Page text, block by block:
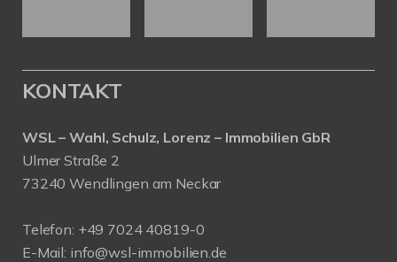
KONTAKT
WSL – Wahl, Schulz, Lorenz – Immobilien GbR
Ulmer Straße 2
73240 Wendlingen am Neckar
Telefon: +49 7024 40819-0
E-Mail: info@wsl-immobilien.de